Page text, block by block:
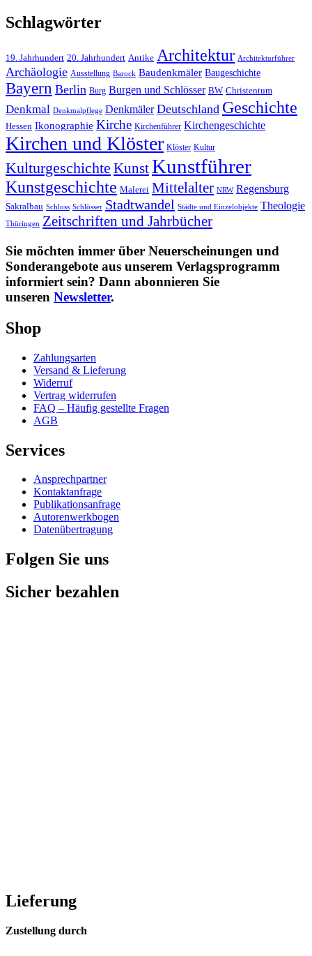
Schlagwörter
19. Jahrhundert 20. Jahrhundert Antike Architektur Architekturführer
Archäologie Ausstellung Barock Baudenkmäler Baugeschichte
Bayern Berlin Burg Burgen und Schlösser BW Christentum
Denkmal Denkmalpflege Denkmäler Deutschland Geschichte
Hessen Ikonographie Kirche Kirchenführer Kirchengeschichte
Kirchen und Klöster Klöster Kultur
Kulturgeschichte KunstKunstführer
Kunstgeschichte Malerei Mittelalter NRW Regensburg
Sakralbau Schloss Schlösser Stadtwandel Städte und Einzelobjekte Theologie
Thüringen Zeitschriften und Jahrbücher
Sie möchten immer über Neuerscheinungen und
Sonderangebote aus unserem Verlagsprogramm
informiert sein? Dann abonnieren Sie
unseren Newsletter.
Shop
Zahlungsarten
Versand & Lieferung
Widerruf
Vertrag widerrufen
FAQ – Häufig gestellte Fragen
AGB
Services
Ansprechpartner
Kontaktanfrage
Publikationsanfrage
Autorenwerkbogen
Datenübertragung
Folgen Sie uns
Sicher bezahlen
Lieferung
Zustellung durch